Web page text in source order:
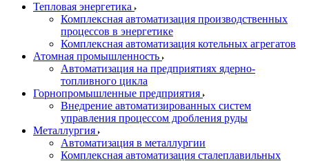
Тепловая энергетика
Комплексная автоматизация производственных
процессов в энергетике
Комплексная автоматизация котельных агрегатов
Атомная промышленность
Автоматизация на предприятиях ядерно-
топливного цикла
Горнопромышленные предприятия
Внедрение автоматизированных систем
управления процессом дробления руды
Металлургия
Автоматизация в металлургии
Комплексная автоматизация сталеплавильных